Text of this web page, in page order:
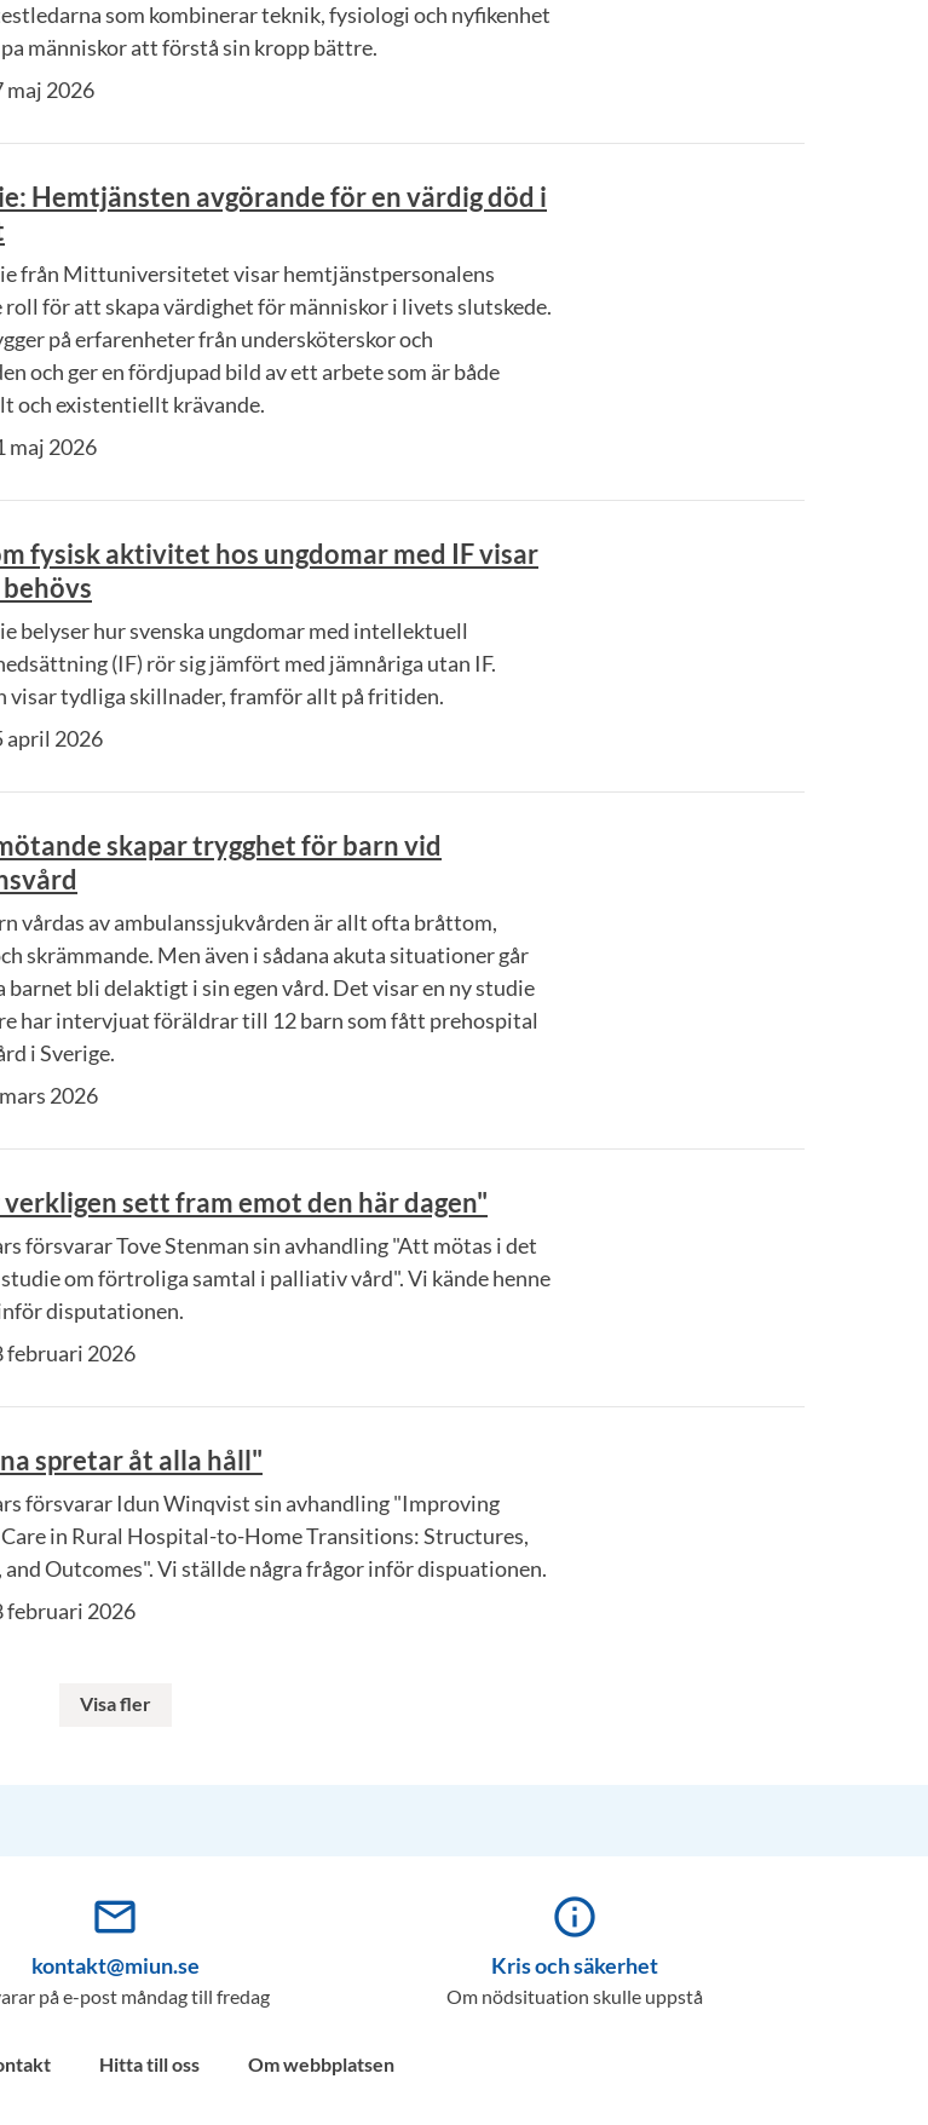
som kombinerar teknik, fysiologi och nyfikenhet
människor att förstå sin kropp bättre.
maj 2026
Hemtjänsten avgörande för en värdig död i
från Mittuniversitetet visar hemtjänstpersonalens
roll för att skapa värdighet för människor i livets slutskede.
på erfarenheter från undersköterskor och
och ger en fördjupad bild av ett arbete som är både
och existentiellt krävande.
maj 2026
fysisk aktivitet hos ungdomar med IF visar
belyser hur svenska ungdomar med intellektuell
(IF) rör sig jämfört med jämnåriga utan IF.
visar tydliga skillnader, framför allt på fritiden.
april 2026
skapar trygghet för barn vid
vårdas av ambulanssjukvården är allt ofta bråttom,
skrämmande. Men även i sådana akuta situationer går
barnet bli delaktigt i sin egen vård. Det visar en ny studie
har intervjuat föräldrar till 12 barn som fått prehospital
i Sverige.
2026
verkligen sett fram emot den här dagen"
försvarar Tove Stenman sin avhandling "Att mötas i det
studie om förtroliga samtal i palliativ vård". Vi kände henne
disputationen.
februari 2026
spretar åt alla håll"
försvarar Idun Winqvist sin avhandling "Improving
in Rural Hospital-to-Home Transitions: Structures,
and Outcomes". Vi ställde några frågor inför dispuationen.
februari 2026
Visa fler
mail_outline
kontakt@miun.se
på e-post måndag till fredag
info_outline
Kris och säkerhet
Om nödsituation skulle uppstå
Hitta till oss Om webbplatsen